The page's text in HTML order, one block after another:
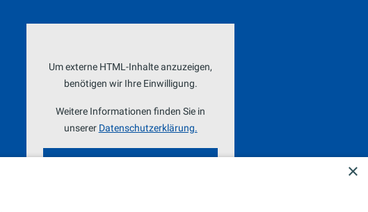
Um externe HTML-Inhalte anzuzeigen,
benötigen wir Ihre Einwilligung.
Weitere Informationen finden Sie in
unserer Datenschutzerklärung.
×